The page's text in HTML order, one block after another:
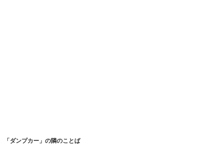
「ダンプカー」の隣のことば